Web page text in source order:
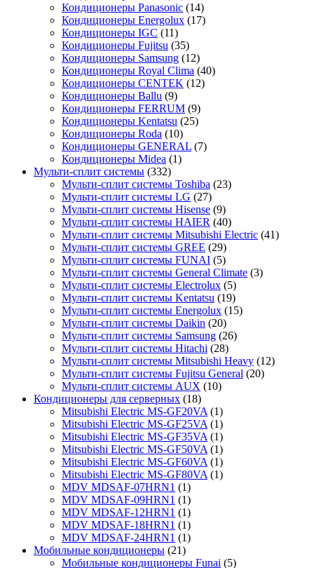
Кондиционеры Panasonic (14)
Кондиционеры Energolux (17)
Кондиционеры IGC (11)
Кондиционеры Fujitsu (35)
Кондиционеры Samsung (12)
Кондиционеры Royal Clima (40)
Кондиционеры CENTEK (12)
Кондиционеры Ballu (9)
Кондиционеры FERRUM (9)
Кондиционеры Kentatsu (25)
Кондиционеры Roda (10)
Кондиционеры GENERAL (7)
Кондиционеры Midea (1)
Мульти-сплит системы (332)
Мульти-сплит системы Toshiba (23)
Мульти-сплит системы LG (27)
Мульти-сплит системы Hisense (9)
Мульти-сплит системы HAIER (40)
Мульти-сплит системы Mitsubishi Electric (41)
Мульти-сплит системы GREE (29)
Мульти-сплит системы FUNAI (5)
Мульти-сплит системы General Climate (3)
Мульти-сплит системы Electrolux (5)
Мульти-сплит системы Kentatsu (19)
Мульти-сплит системы Energolux (15)
Мульти-сплит системы Daikin (20)
Мульти-сплит системы Samsung (26)
Мульти-сплит системы Hitachi (28)
Мульти-сплит системы Mitsubishi Heavy (12)
Мульти-сплит системы Fujitsu General (20)
Мульти-сплит системы AUX (10)
Кондиционеры для серверных (18)
Mitsubishi Electric MS-GF20VA (1)
Mitsubishi Electric MS-GF25VA (1)
Mitsubishi Electric MS-GF35VA (1)
Mitsubishi Electric MS-GF50VA (1)
Mitsubishi Electric MS-GF60VA (1)
Mitsubishi Electric MS-GF80VA (1)
MDV MDSAF-07HRN1 (1)
MDV MDSAF-09HRN1 (1)
MDV MDSAF-12HRN1 (1)
MDV MDSAF-18HRN1 (1)
MDV MDSAF-24HRN1 (1)
Мобильные кондиционеры (21)
Мобильные кондиционеры Funai (5)